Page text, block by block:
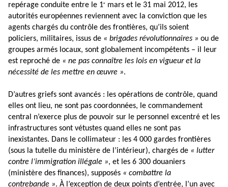
repérage conduite entre le 1er
mars et le 31 mai 2012, les
autorités européennes reviennent avec la conviction que les
agents chargés du contrôle des frontières, qu’ils soient
policiers, militaires, issus de « brigades révolutionnaires » ou de
groupes armés locaux, sont globalement incompétents – il leur
est reproché de « ne pas connaître les lois en vigueur et la
nécessité de les mettre en œuvre ».
D’autres griefs sont avancés : les opérations de contrôle, quand
elles ont lieu, ne sont pas coordonnées, le commandement
central n’exerce plus de pouvoir sur le personnel excentré et les
infrastructures sont vétustes quand elles ne sont pas
inexistantes. Dans le collimateur : les 4 000 gardes frontières
(sous la tutelle du ministère de l’intérieur), chargés de « lutter
contre l’immigration illégale », et les 6 300 douaniers
(ministère des finances), supposés « combattre la
contrebande ». À l’exception de deux points d’entrée, l’un avec